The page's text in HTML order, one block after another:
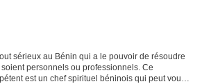
sérieux au Bénin qui a le pouvoir de résoudre
personnels ou professionnels. Ce
est un chef spirituel béninois qui peut vous